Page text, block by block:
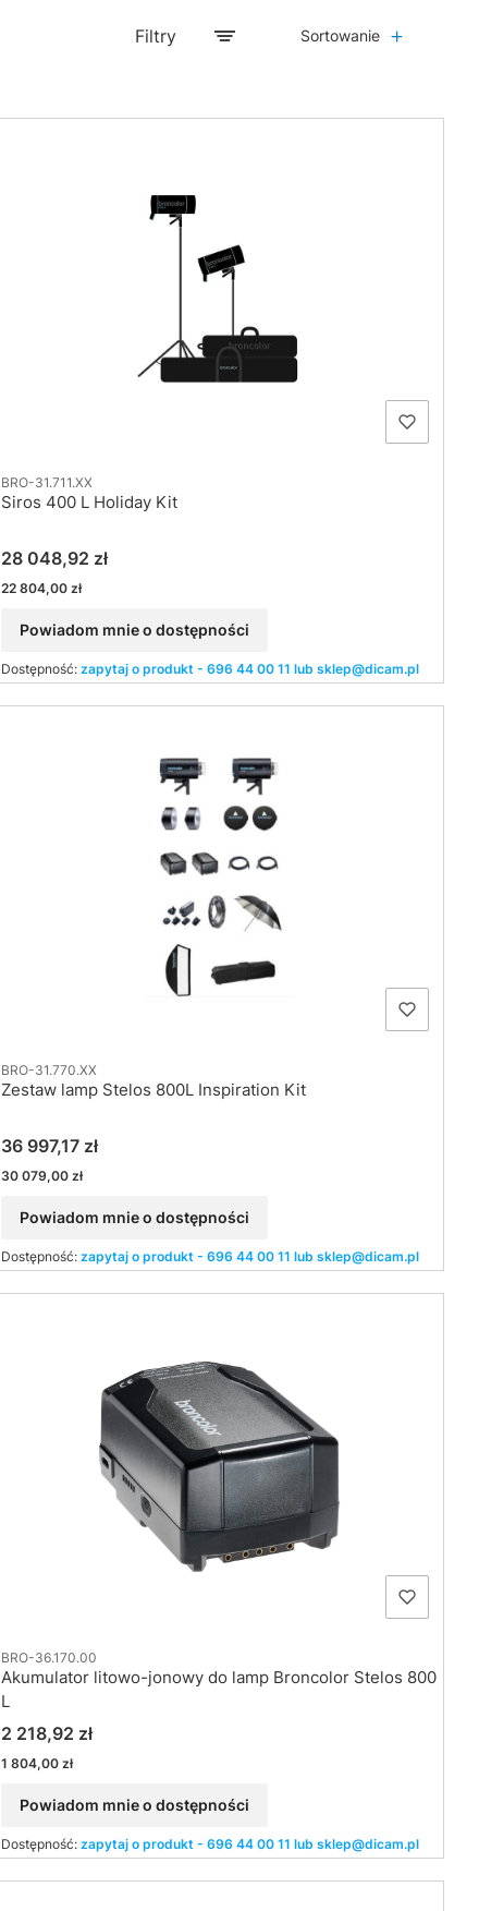
Filtry Sortowanie
BRO-31.711.XX
Siros 400 L Holiday Kit
Cena
28 048,92 zł
Cena
22 804,00 zł
Powiadom mnie o dostępności
Dostępność: zapytaj o produkt - 696 44 00 11 lub sklep@dicam.pl
BRO-31.770.XX
Zestaw lamp Stelos 800L Inspiration Kit
Cena
36 997,17 zł
Cena
30 079,00 zł
Powiadom mnie o dostępności
Dostępność: zapytaj o produkt - 696 44 00 11 lub sklep@dicam.pl
BRO-36.170.00
Akumulator litowo-jonowy do lamp Broncolor Stelos 800
L
Cena
2 218,92 zł
Cena
1 804,00 zł
Powiadom mnie o dostępności
Dostępność: zapytaj o produkt - 696 44 00 11 lub sklep@dicam.pl